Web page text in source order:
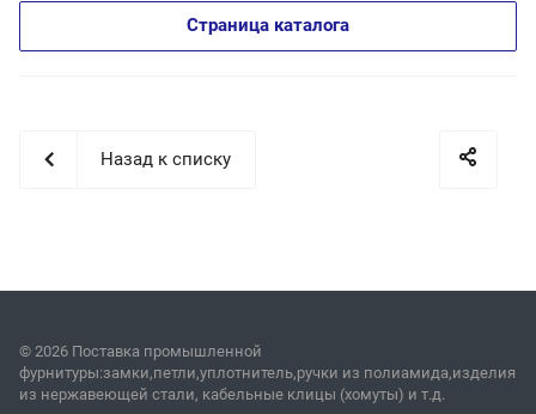
Страница каталога
Назад к списку
© 2026 Поставка промышленной
фурнитуры:замки,петли,уплотнитель,ручки из полиамида,изделия
из нержавеющей стали, кабельные клицы (хомуты) и т.д.